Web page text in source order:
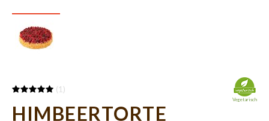
(1)
HIMBEERTORTE
Vegetarisch